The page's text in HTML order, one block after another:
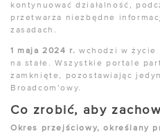
kontynuować działalność,
przetwarza niezbędne
zasadach.
1 maja 2024 r. wchodzi w życie
na stałe. Wszystkie portale
zamknięte, pozostawiając
Broadcom’owy.
Co zrobić, aby
Okres przejściowy, określany